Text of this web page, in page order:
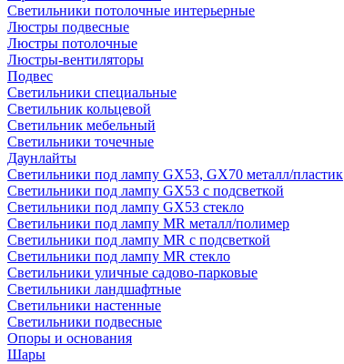
Светильники потолочные интерьерные
Люстры подвесные
Люстры потолочные
Люстры-вентиляторы
Подвес
Светильники специальные
Светильник кольцевой
Светильник мебельный
Светильники точечные
Даунлайты
Светильники под лампу GX53, GX70 металл/пластик
Светильники под лампу GX53 с подсветкой
Светильники под лампу GX53 стекло
Светильники под лампу MR металл/полимер
Светильники под лампу MR с подсветкой
Светильники под лампу MR стекло
Светильники уличные садово-парковые
Светильники ландшафтные
Светильники настенные
Светильники подвесные
Опоры и основания
Шары